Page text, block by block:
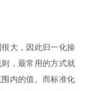
大，因此归一化操
，最常用的方式就
内的值。而标准化